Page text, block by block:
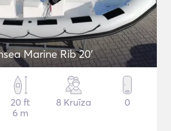
Marine Rib 20'
20 ft
6 m
8 Kruīza 0